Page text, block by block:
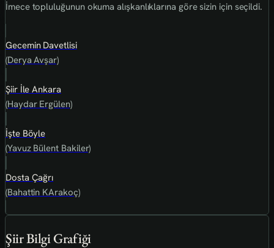
İmece topluluğunun okuma alışkanlıklarına göre sizin için seçildi.
Gecemin Davetlisi
(Derya Avşar)
Şiir İle Ankara
(Haydar Ergülen)
İşte Böyle
(Yavuz Bülent Bakiler)
Dosta Çağrı
(Bahattin KArakoç)
Şiir Bilgi Grafiği